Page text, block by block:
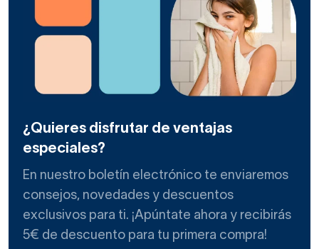
¿Quieres disfrutar de ventajas
especiales?
En nuestro boletín electrónico te enviaremos
consejos, novedades y descuentos
exclusivos para ti. ¡Apúntate ahora y recibirás
5€ de descuento para tu primera compra!